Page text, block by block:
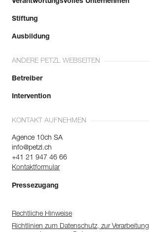
Verantwortungsvolles Unternehmen
Stiftung
Ausbildung
ANDERE PETZL WEBSEITEN
Betreiber
Intervention
KONTAKT AUFNEHMEN
Agence 10ch SA
info@petzl.ch
+41 21 947 46 66
Kontaktformular
Pressezugang
Rechtliche Hinweise
Richtlinien zum Datenschutz, zur Verarbeitung